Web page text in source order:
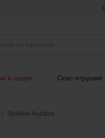
и акции Секс-игрушки
BioMed-Nutrition